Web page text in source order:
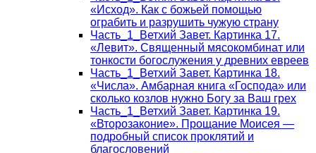
«Исход». Как с божьей помощью
ограбить и разрушить чужую страну
Часть_1_Ветхий Завет. Картинка 17.
«Левит». Священный мясокомбинат или
тонкости богослужения у древних евреев
Часть_1_Ветхий Завет. Картинка 18.
«Числа». Амбарная книга «Господа» или
сколько козлов нужно Богу за Ваш грех
Часть_1_Ветхий Завет. Картинка 19.
«Второзаконие». Прощание Моисея —
подробный список проклятий и
благословений